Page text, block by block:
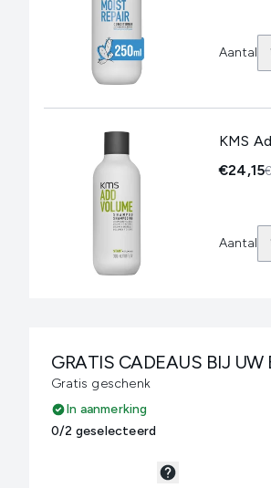
Aantal
KMS
€24,15
Aantal
GRATIS CADEAUS BIJ UW
Gratis geschenk
In aanmerking
0/2 geselecteerd